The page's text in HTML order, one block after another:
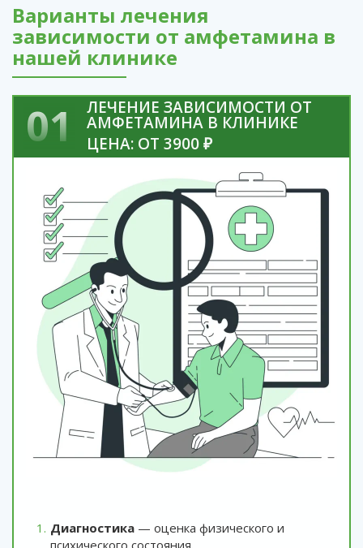
Варианты лечения
зависимости от амфетамина в
нашей клинике
01 ЛЕЧЕНИЕ ЗАВИСИМОСТИ ОТ
АМФЕТАМИНА В КЛИНИКЕ
ЦЕНА: ОТ 3900 ₽
Диагностика — оценка физического и
психического состояния.